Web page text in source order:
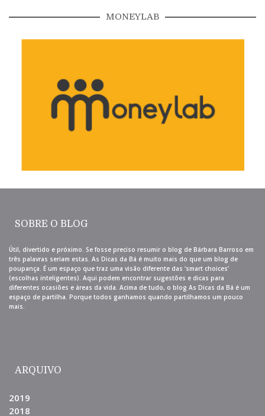
MONEYLAB
SOBRE O BLOG
Útil, divertido e próximo. Se fosse preciso resumir o blog de Bárbara Barroso em
três palavras seriam estas. As Dicas da Bá é muito mais do que um blog de
poupança. É um espaço que traz uma visão diferente das ‘smart choices’
(escolhas inteligentes). Aqui podem encontrar sugestões e dicas para
diferentes ocasiões e áreas da vida. Acima de tudo, o blog As Dicas da Bá é um
espaço de partilha. Porque todos ganhamos quando partilhamos um pouco
mais.
ARQUIVO
2019
2018